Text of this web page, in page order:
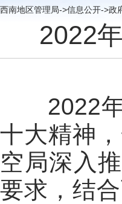
西南地区管理局->信息公开->政
2022
2022
十大精神
空局深入
要求 ，结
按
Alt
键